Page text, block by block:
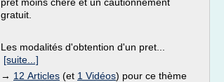
gratuit.
Les modalités d'obtention d'un pret...
[suite...]
→ 12 Articles (et 1 Vidéos) pour ce thème